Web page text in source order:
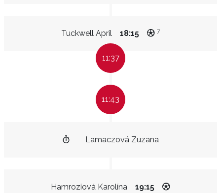
Tuckwell April 18:15 7
11:37
11:43
Lamaczová Zuzana
Hamroziová Karolína 19:15